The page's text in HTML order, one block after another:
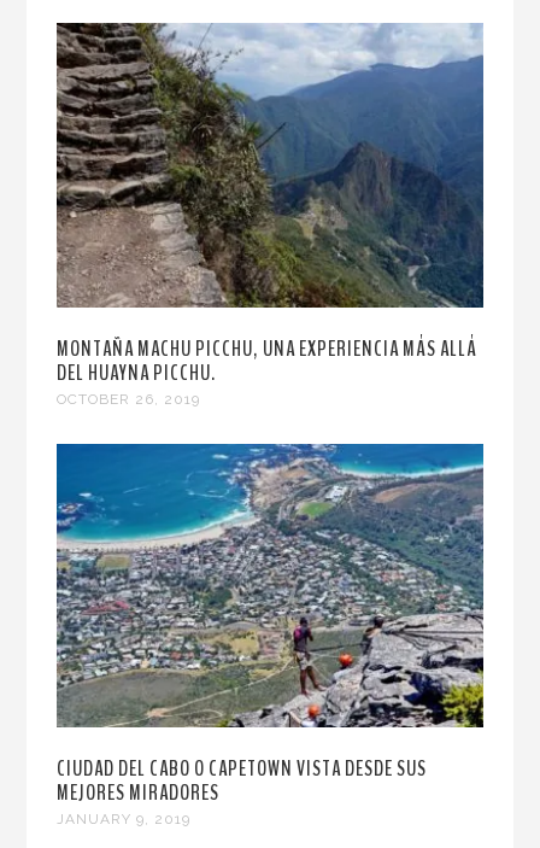
MONTAÑA MACHU PICCHU, UNA EXPERIENCIA MÁS ALLÁ
DEL HUAYNA PICCHU.
OCTOBER 26, 2019
CIUDAD DEL CABO O CAPETOWN VISTA DESDE SUS
MEJORES MIRADORES
JANUARY 9, 2019